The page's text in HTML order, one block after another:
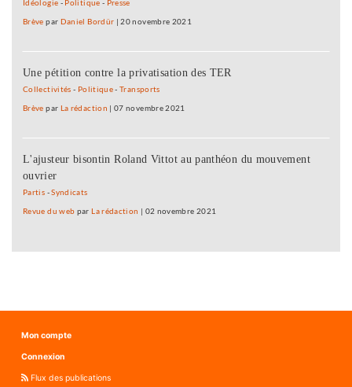
Idéologie - Politique - Presse
Brève par Daniel Bordür |20 novembre 2021
Une pétition contre la privatisation des TER
Collectivités - Politique-Transports
Brève par La rédaction |07 novembre 2021
L'ajusteur bisontin Roland Vittot au panthéon du mouvement
ouvrier
Partis -Syndicats
Revue du web parLa rédaction | 02 novembre 2021
Mon compte
Connexion
Flux des publications